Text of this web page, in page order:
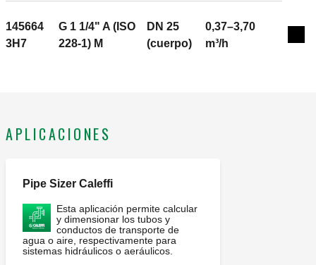
145664
3H7
G 1 1/4" A (ISO
228-1) M
DN 25
(cuerpo)
0,37–3,70
m³/h
APLICACIONES
Pipe Sizer Caleffi
Esta aplicación permite calcular
y dimensionar los tubos y
conductos de transporte de
agua o aire, respectivamente para
sistemas hidráulicos o aeráulicos.